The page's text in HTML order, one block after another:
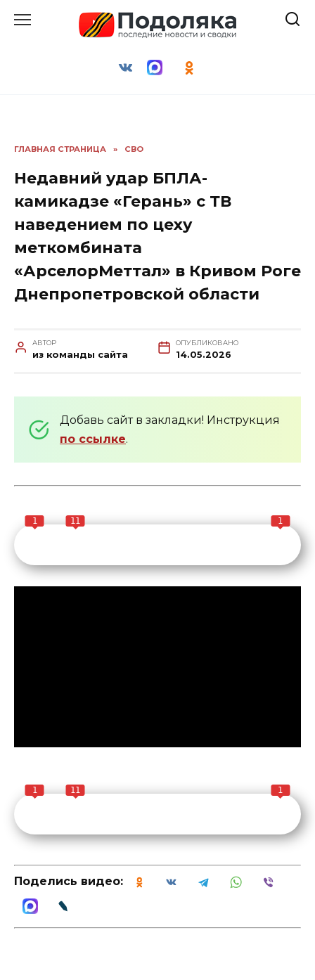
ГЛАВНАЯ СТРАНИЦА » СВО
Недавний удар БПЛА-
камикадзе «Герань» с ТВ
наведением по цеху
меткомбината
«АрселорМеттал» в Кривом Роге
Днепропетровской области
АВТОР
из команды сайта
ОПУБЛИКОВАНО
14.05.2026
Добавь сайт в закладки! Инструкция
по ссылке.
1 11 1
1 11 1
Поделись видео: